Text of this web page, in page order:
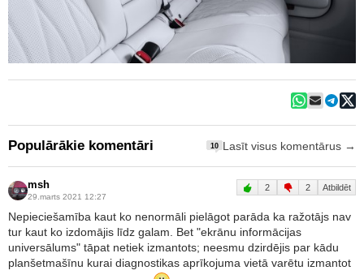
Populārākie komentāri 10 Lasīt visus komentārus →
msh
29.marts 2021 12:27
2 2 Atbildēt
Nepieciešamība kaut ko nenormāli pielāgot parāda ka ražotājs nav
tur kaut ko izdomājis līdz galam. Bet "ekrānu informācijas
universālums" tāpat netiek izmantots; neesmu dzirdējis par kādu
planšetmašīnu kurai diagnostikas aprīkojuma vietā varētu izmantot